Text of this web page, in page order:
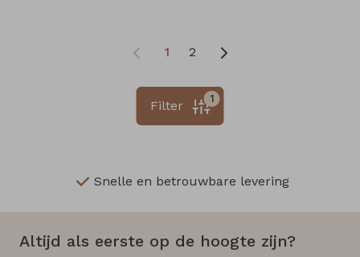
1 2
1
Filter
Snelle en betrouwbare levering
Altijd als eerste op de hoogte zijn?